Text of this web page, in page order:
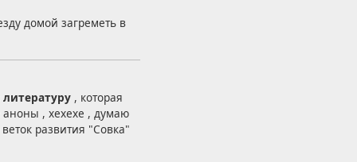
домой загреметь в
, которая
аноны , хехехе , думаю
развития "Совка"